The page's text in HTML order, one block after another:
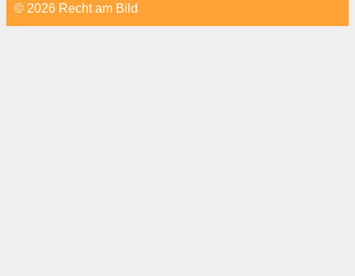
© 2026 Recht am Bild